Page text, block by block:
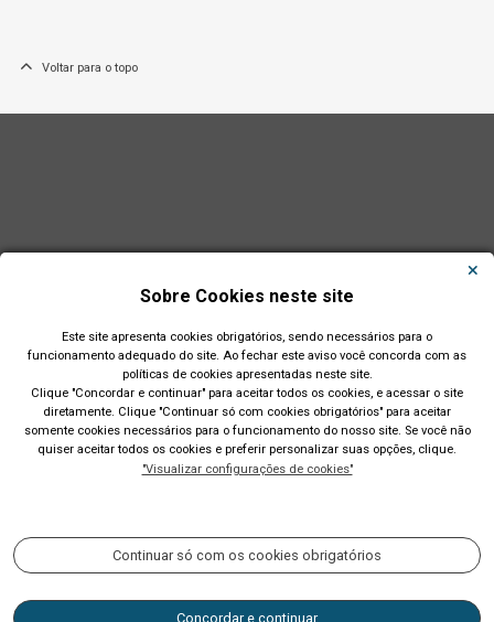
Voltar para o topo
Sobre Cookies neste site
Este site apresenta cookies obrigatórios, sendo necessários para o
funcionamento adequado do site. Ao fechar este aviso você concorda com as
políticas de cookies apresentadas neste site.
Clique "Concordar e continuar" para aceitar todos os cookies, e acessar o site
diretamente. Clique "Continuar só com cookies obrigatórios" para aceitar
somente cookies necessários para o funcionamento do nosso site. Se você não
quiser aceitar todos os cookies e preferir personalizar suas opções, clique.
"Visualizar configurações de cookies"
Continuar só com os cookies obrigatórios
Concordar e continuar
Município de São Leopoldo - RS
Av. Dom João Becker, 754, Centro. CEP: 93010-010. Fone: (51)
2200-0201 CNPJ: 89.814.693/0001-60